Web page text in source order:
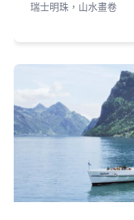
瑞士明珠，山水畫卷